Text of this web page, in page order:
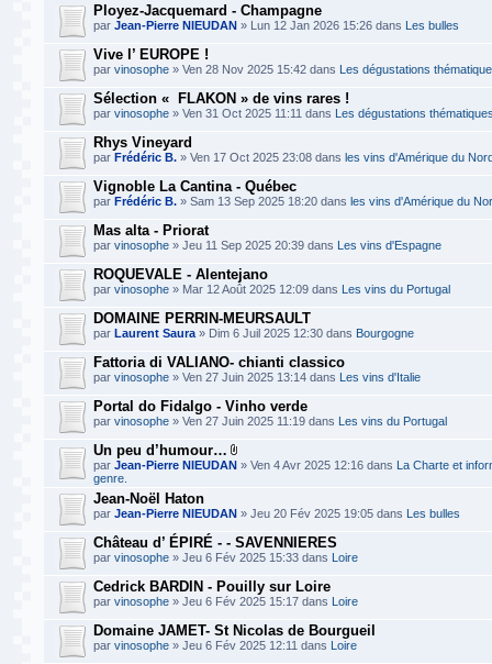
Ployez-Jacquemard - Champagne
par Jean-Pierre NIEUDAN » Lun 12 Jan 2026 15:26 dans Les bulles
Vive l’ EUROPE !
par vinosophe » Ven 28 Nov 2025 15:42 dans Les dégustations
Sélection « FLAKON » de vins rares !
par vinosophe » Ven 31 Oct 2025 11:11 dans Les dégustations
Rhys Vineyard
par Frédéric B. » Ven 17 Oct 2025 23:08 dans les vins d'Amérique du
Vignoble La Cantina - Québec
par Frédéric B. » Sam 13 Sep 2025 18:20 dans les vins d'Amérique du
Mas alta - Priorat
par vinosophe » Jeu 11 Sep 2025 20:39 dans Les vins d'Espagne
ROQUEVALE - Alentejano
par vinosophe » Mar 12 Août 2025 12:09 dans Les vins du Portugal
DOMAINE PERRIN-MEURSAULT
par Laurent Saura » Dim 6 Juil 2025 12:30 dans Bourgogne
Fattoria di VALIANO- chianti classico
par vinosophe » Ven 27 Juin 2025 13:14 dans Les vins d'Italie
Portal do Fidalgo - Vinho verde
par vinosophe » Ven 27 Juin 2025 11:19 dans Les vins du Portugal
Un peu d’humour…
par Jean-Pierre NIEUDAN » Ven 4 Avr 2025 12:16 dans La Charte et
genre.
Jean-Noël Haton
par Jean-Pierre NIEUDAN » Jeu 20 Fév 2025 19:05 dans Les bulles
Château d’ ÉPIRÉ - - SAVENNIERES
par vinosophe » Jeu 6 Fév 2025 15:33 dans Loire
Cedrick BARDIN - Pouilly sur Loire
par vinosophe » Jeu 6 Fév 2025 15:17 dans Loire
Domaine JAMET- St Nicolas de Bourgueil
par vinosophe » Jeu 6 Fév 2025 12:11 dans Loire